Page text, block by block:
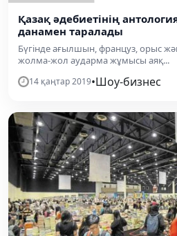
Қазақ әдебиетінің
данамен таралады
Бүгінде ағылшын, француз, орыс
жолма-жол аударма жұмысы аяқ...
14 қаңтар 2019•Шоу-бизнес